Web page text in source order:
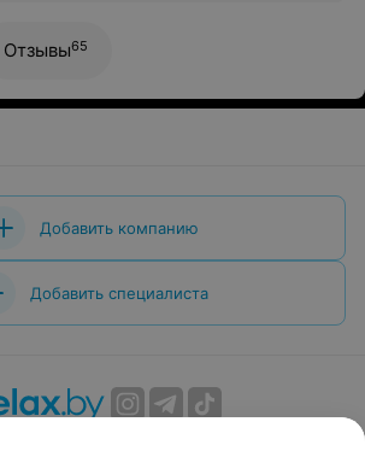
Отзывы65
Добавить компанию
Добавить специалиста